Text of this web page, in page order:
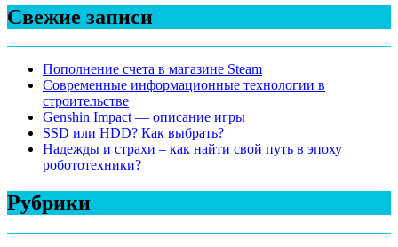
Свежие записи
Пополнение счета в магазине Steam
Современные информационные технологии в
строительстве
Genshin Impact — описание игры
SSD или HDD? Как выбрать?
Надежды и страхи – как найти свой путь в эпоху
робототехники?
Рубрики